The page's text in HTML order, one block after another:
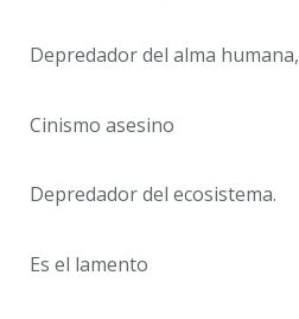
Depredador del alma humana,
Cinismo asesino
Depredador del ecosistema.
Es el lamento